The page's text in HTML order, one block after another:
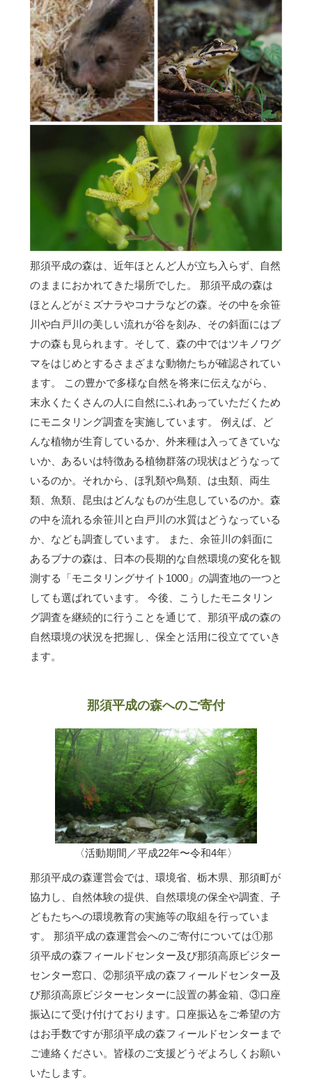
那須平成の森は、近年ほとんど人が立ち入らず、自然
のままにおかれてきた場所でした。 那須平成の森は
ほとんどがミズナラやコナラなどの森。その中を余笹
川や白戸川の美しい流れが谷を刻み、その斜面にはブ
ナの森も見られます。そして、森の中ではツキノワグ
マをはじめとするさまざまな動物たちが確認されてい
ます。 この豊かで多様な自然を将来に伝えながら、
末永くたくさんの人に自然にふれあっていただくため
にモニタリング調査を実施しています。 例えば、ど
んな植物が生育しているか、外来種は入ってきていな
いか、あるいは特徴ある植物群落の現状はどうなって
いるのか。それから、ほ乳類や鳥類、は虫類、両生
類、魚類、昆虫はどんなものが生息しているのか。森
の中を流れる余笹川と白戸川の水質はどうなっている
か、なども調査しています。 また、余笹川の斜面に
あるブナの森は、日本の長期的な自然環境の変化を観
測する「モニタリングサイト1000」の調査地の一つと
しても選ばれています。 今後、こうしたモニタリン
グ調査を継続的に行うことを通じて、那須平成の森の
自然環境の状況を把握し、保全と活用に役立てていき
ます。
那須平成の森へのご寄付
〈活動期間／平成22年〜令和4年〉
那須平成の森運営会では、環境省、栃木県、那須町が
協力し、自然体験の提供、自然環境の保全や調査、子
どもたちへの環境教育の実施等の取組を行っていま
す。 那須平成の森運営会へのご寄付については①那
須平成の森フィールドセンター及び那須高原ビジター
センター窓口、②那須平成の森フィールドセンター及
び那須高原ビジターセンターに設置の募金箱、③口座
振込にて受け付けております。口座振込をご希望の方
はお手数ですが那須平成の森フィールドセンターまで
ご連絡ください。皆様のご支援どうぞよろしくお願い
いたします。